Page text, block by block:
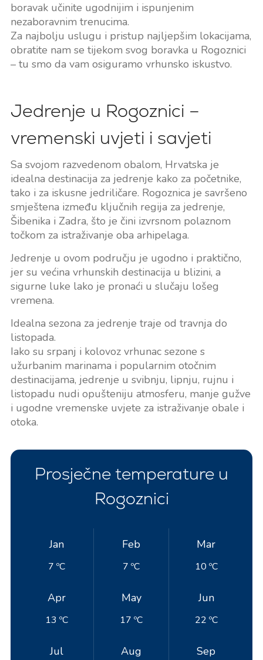
boravak učinite ugodnijim i ispunjenim
nezaboravnim trenucima.
Za najbolju uslugu i pristup najljepšim lokacijama,
obratite nam se tijekom svog boravka u Rogoznici
– tu smo da vam osiguramo vrhunsko iskustvo.
Jedrenje u Rogoznici –
vremenski uvjeti i savjeti
Sa svojom razvedenom obalom, Hrvatska je
idealna destinacija za jedrenje kako za početnike,
tako i za iskusne jedriličare. Rogoznica je savršeno
smještena između ključnih regija za jedrenje,
Šibenika i Zadra, što je čini izvrsnom polaznom
točkom za istraživanje oba arhipelaga.
Jedrenje u ovom području je ugodno i praktično,
jer su većina vrhunskih destinacija u blizini, a
sigurne luke lako je pronaći u slučaju lošeg
vremena.
Idealna sezona za jedrenje traje od travnja do
listopada.
Iako su srpanj i kolovoz vrhunac sezone s
užurbanim marinama i popularnim otočnim
destinacijama, jedrenje u svibnju, lipnju, rujnu i
listopadu nudi opušteniju atmosferu, manje gužve
i ugodne vremenske uvjete za istraživanje obale i
otoka.
Prosječne temperature u
Rogoznici
Jan
7 ºC
Feb
7 ºC
Mar
10 ºC
Apr
13 ºC
May
17 ºC
Jun
22 ºC
Jul Aug Sep